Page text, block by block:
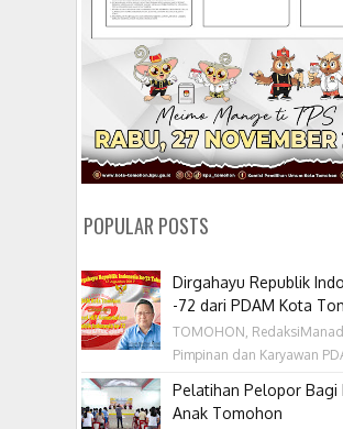
POPULAR POSTS
Dirgahayu Republik
-72 dari PDAM Kota
TOMOHON,
Pimpinan dan Karyawan
Pelatihan Pelopor Bagi
Anak Tomohon